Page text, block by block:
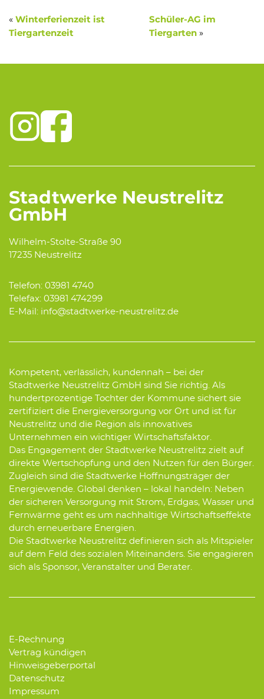
« Winterferienzeit ist
Tiergartenzeit
Schüler-AG im
Tiergarten »
Stadtwerke Neustrelitz
GmbH
Wilhelm-Stolte-Straße 90
17235 Neustrelitz
Telefon: 03981 4740
Telefax: 03981 474299
E-Mail: info@stadtwerke-neustrelitz.de
Kompetent, verlässlich, kundennah – bei der
Stadtwerke Neustrelitz GmbH sind Sie richtig. Als
hundertprozentige Tochter der Kommune sichert sie
zertifiziert die Energieversorgung vor Ort und ist für
Neustrelitz und die Region als innovatives
Unternehmen ein wichtiger Wirtschaftsfaktor.
Das Engagement der Stadtwerke Neustrelitz zielt auf
direkte Wertschöpfung und den Nutzen für den Bürger.
Zugleich sind die Stadtwerke Hoffnungsträger der
Energiewende. Global denken – lokal handeln: Neben
der sicheren Versorgung mit Strom, Erdgas, Wasser und
Fernwärme geht es um nachhaltige Wirtschaftseffekte
durch erneuerbare Energien.
Die Stadtwerke Neustrelitz definieren sich als Mitspieler
auf dem Feld des sozialen Miteinanders. Sie engagieren
sich als Sponsor, Veranstalter und Berater.
E-Rechnung
Vertrag kündigen
Hinweisgeberportal
Datenschutz
Impressum